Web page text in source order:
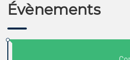
Évènements